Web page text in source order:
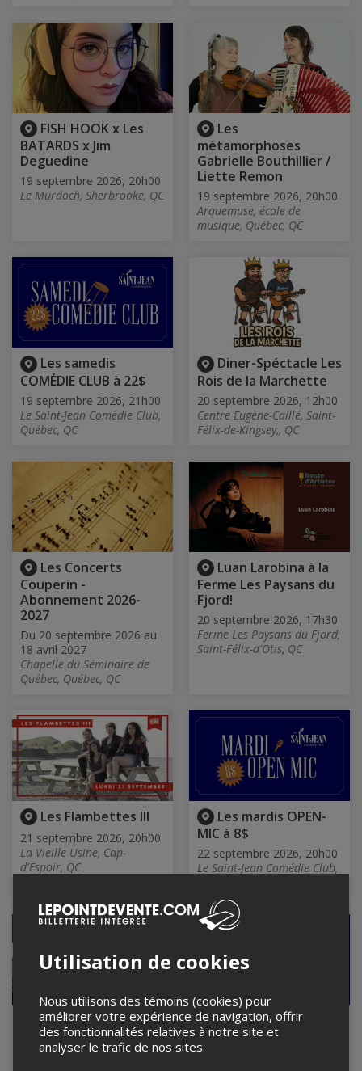
FISH HOOK x Les
BATARDS x Jim
Deguedine
19 septembre 2026, 20h00
Le Murdoch, Sherbrooke, QC
Les
métamorphoses
Gabrielle Bouthillier /
Liette Remon
19 septembre 2026, 20h00
Arquemuse, école de
musique, Québec, QC
Les samedis
COMÉDIE CLUB à 22$
19 septembre 2026, 21h00
Le Saint-Jean Comédie Club,
Québec, QC
Diner-Spéctacle Les
Rois de la Marchette
20 septembre 2026, 12h00
Centre Eugène-Caillé, Saint-
Félix-de-Kingsey,, QC
Les Concerts
Couperin -
Abonnement 2026-
2027
Du 20 septembre 2026 au
18 avril 2027
Chapelle du Séminaire de
Québec, Québec, QC
Luan Larobina à la
Ferme Les Paysans du
Fjord!
20 septembre 2026, 17h30
Ferme Les Paysans du Fjord,
Saint-Félix-d'Otis, QC
Les Flambettes III
21 septembre 2026, 20h00
La Vieille Usine, Cap-
d'Espoir, QC
Les mardis OPEN-
MIC à 8$
22 septembre 2026, 20h00
Le Saint-Jean Comédie Club,
LES GRANDS
EXPLORATEURS BALI
24 septembre 2026, 19h00
Les jeudis COMÉDIE
CLUB à 15$
24 septembre 2026, 19h00
Utilisation de cookies
Nous utilisons des témoins (cookies) pour
améliorer votre expérience de navigation, offrir
des fonctionnalités relatives à notre site et
analyser le trafic de nos sites.